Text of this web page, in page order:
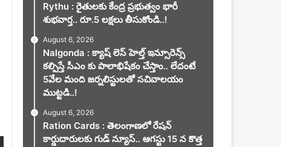
Rythu : రైతులకు కేంద్ర ప్రభుత్వం భారీ
శుభవార్త.. రూ.5 లక్షలు తీసుకోండి..!
August 6, 2026
Nalgonda : క్యాష్ లెస్ హెల్త్ ఇన్సూరెన్స్
కల్పిస్తే సీఎం కు పాలాభిషేకం చేస్తాం.. లేదంటే
5వేల మంది జర్నలిస్టులతో సచివాలయం
ముట్టడి..!
August 6, 2026
Ration Cards : తెలంగాణలో రేషన్
కార్డుదారులకు గుడ్ న్యూస్.. ఆగస్టు 15 న కొత్త